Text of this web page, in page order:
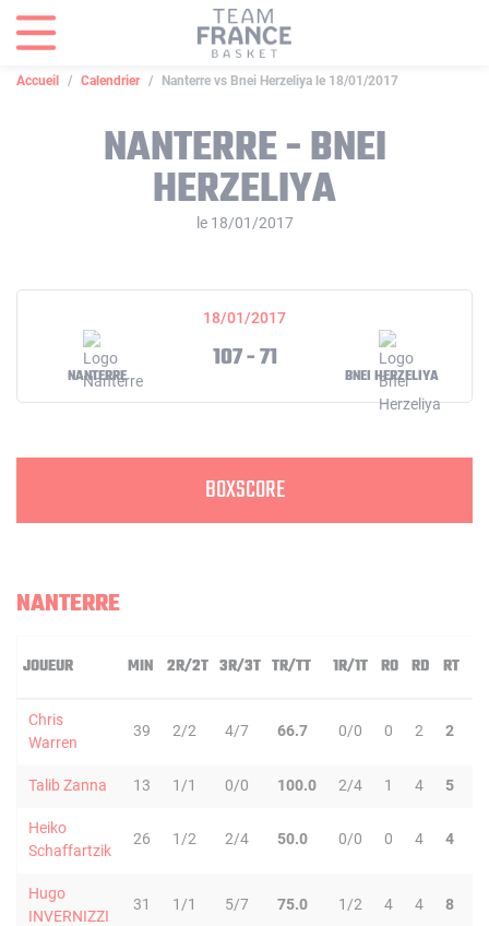
Accueil Calendrier Nanterre vs Bnei Herzeliya le 18/01/2017
NANTERRE - BNEI
HERZELIYA
le 18/01/2017
18/01/2017
NANTERRE
107 - 71
BNEI HERZELIYA
BOXSCORE
NANTERRE
JOUEUR MIN 2R/2T 3R/3T TR/TT 1R/1T RO RD RT
Chris
Warren
39 2/2 4/7 66.7 0/0 0 2 2
Talib Zanna 13 1/1 0/0 100.0 2/4 1 4 5
Heiko
Schaffartzik
26 1/2 2/4 50.0 0/0 0 4 4
Hugo
INVERNIZZI
31 1/1 5/7 75.0 1/2 4 4 8
Panneau de gestion des cookies